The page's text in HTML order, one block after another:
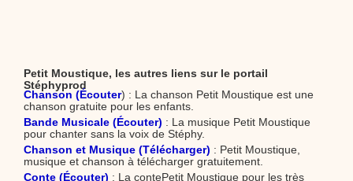
Petit Moustique, les autres liens sur le portail
Stéphyprod
Chanson (Écouter) : La chanson Petit Moustique est une
chanson gratuite pour les enfants.
Bande Musicale (Écouter) : La musique Petit Moustique
pour chanter sans la voix de Stéphy.
Chanson et Musique (Télécharger) : Petit Moustique,
musique et chanson à télécharger gratuitement.
Conte (Écouter) : La contePetit Moustique pour les très